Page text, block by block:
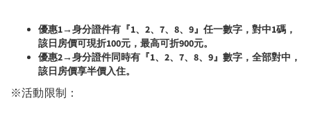
優惠1→身分證件有『1、2、7、8、9』任一數字，對中1碼，
該日房價可現折100元，最高可折900元。
優惠2→身分證件同時有『1、2、7、8、9』數字，全部對中，
該日房價享半價入住。
※活動限制：